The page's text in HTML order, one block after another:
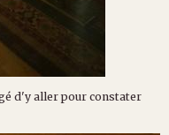
d'y aller pour constater